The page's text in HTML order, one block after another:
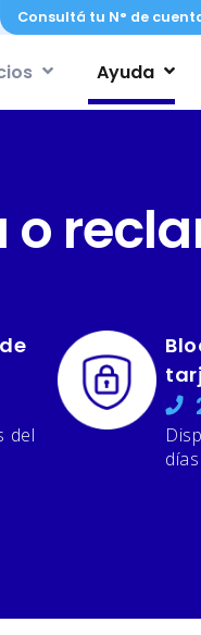
Consultá tu N° de
Ayuda
o
del